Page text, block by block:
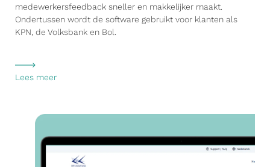
medewerkersfeedback sneller en makkelijker maakt.
Ondertussen wordt de software gebruikt voor klanten als
KPN, de Volksbank en Bol.
Lees meer